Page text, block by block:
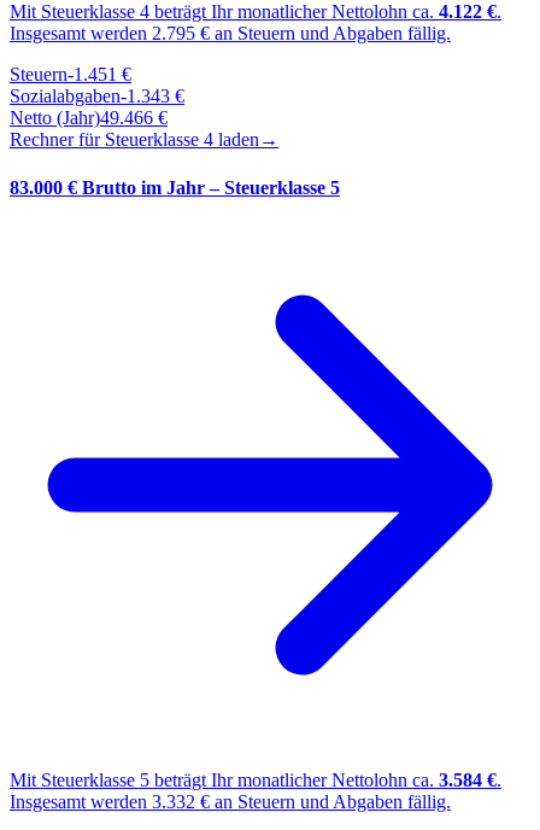
Mit Steuerklasse 4 beträgt Ihr monatlicher Nettolohn ca. 4.122 €.
Insgesamt werden 2.795 € an Steuern und Abgaben fällig.
Steuern-1.451 €
Sozialabgaben-1.343 €
Netto (Jahr)49.466 €
Rechner für Steuerklasse 4 laden →
83.000 € Brutto im Jahr – Steuerklasse 5
Mit Steuerklasse 5 beträgt Ihr monatlicher Nettolohn ca. 3.584 €.
Insgesamt werden 3.332 € an Steuern und Abgaben fällig.